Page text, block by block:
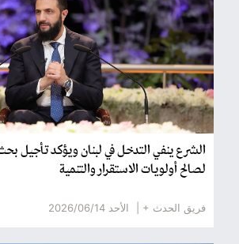
الشرع ينفي التدخل في لبنان ويؤكد تأجيل
لصالح أولويات الاستقرار والتنمية
فريق الحدث + | الأحد 2026/06/14